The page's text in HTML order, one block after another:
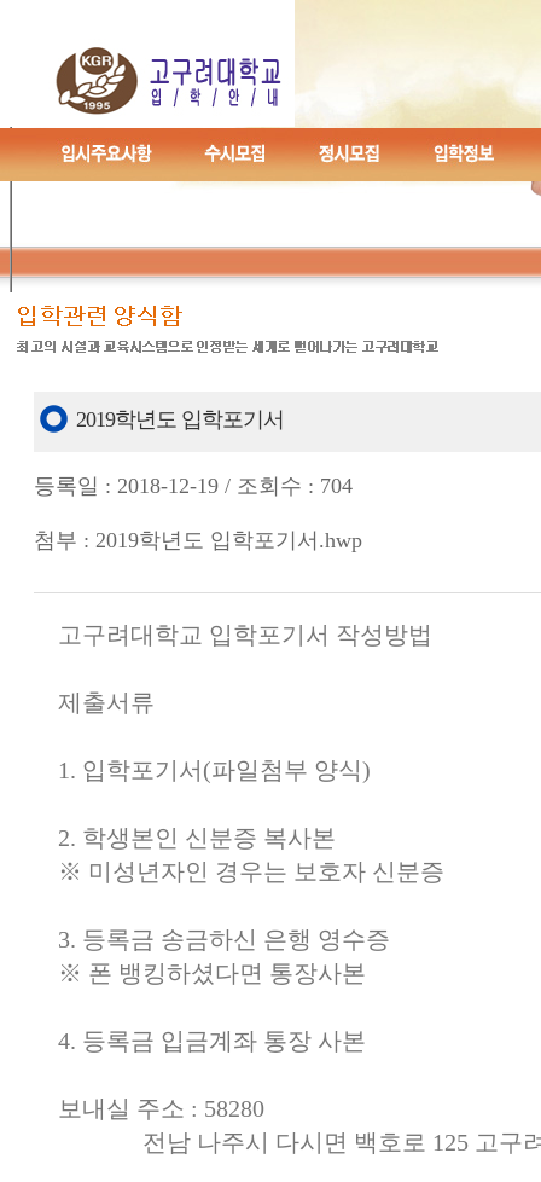
2019학년도 입학포기서
등록일 : 2018-12-19 / 조회수 : 704
첨부 : 2019학년도 입학포기서.hwp
고구려대학교 입학포기서 작성방법
제출서류
1. 입학포기서 (파일첨부 양식)
2. 학생본인 신분증 복사본
※ 미성년자인 경우는 보호자 신분증
3. 등록금 송금하신 은행 영수증
※ 폰 뱅킹하셨다면 통장사본
4. 등록금 입금계좌 통장 사본
보내실 주소 : 58280
전남 나주시 다시면 백호로 125 고구